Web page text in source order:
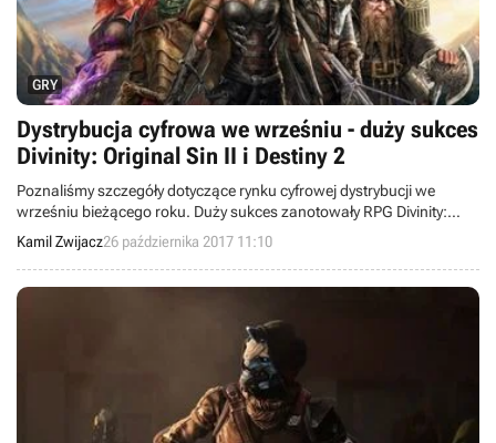
GRY
Dystrybucja cyfrowa we wrześniu - duży sukces
Divinity: Original Sin II i Destiny 2
Poznaliśmy szczegóły dotyczące rynku cyfrowej dystrybucji we
wrześniu bieżącego roku. Duży sukces zanotowały RPG Divinity:
Original Sin II oraz strzelanka Destiny 2. Ponadto dalej świetnie radzi
sobie Playerunknown's Battlegrounds.
Kamil Zwijacz26 października 2017 11:10